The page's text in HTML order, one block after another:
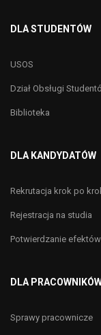
DLA STUDENTÓW
USOS
Dział Obsługi
Biblioteka
DLA KANDYDATÓW
Rekrutacja krok po
Rejestracja na studia
Potwierdzanie
DLA
Sprawy pracownicze